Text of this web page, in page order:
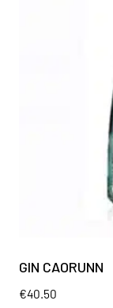
GIN CAORUNN
€40.50